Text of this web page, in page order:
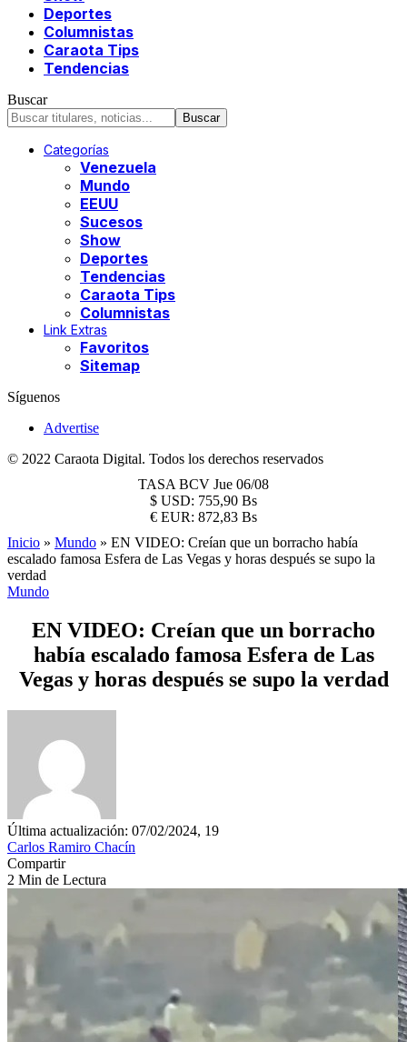
Deportes
Columnistas
Caraota Tips
Tendencias
Buscar
Categorías
Venezuela
Mundo
EEUU
Sucesos
Show
Deportes
Tendencias
Caraota Tips
Columnistas
Link Extras
Favoritos
Sitemap
Síguenos
Advertise
© 2022 Caraota Digital. Todos los derechos reservados
TASA BCV Jue 06/08
$ USD: 755,90 Bs
€ EUR: 872,83 Bs
Inicio » Mundo » EN VIDEO: Creían que un borracho había
escalado famosa Esfera de Las Vegas y horas después se supo la
verdad
Mundo
EN VIDEO: Creían que un borracho
había escalado famosa Esfera de Las
Vegas y horas después se supo la verdad
Última actualización: 07/02/2024, 19
Carlos Ramiro Chacín
Compartir
2 Min de Lectura